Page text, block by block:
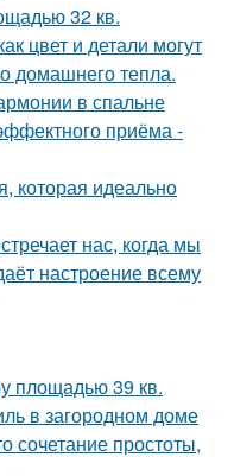
32 кв.
цвет и детали могут
домашнего тепла.
в спальне
приёма -
которая идеально
нас, когда мы
настроение всему
площадью 39 кв.
в загородном доме
сочетание простоты,